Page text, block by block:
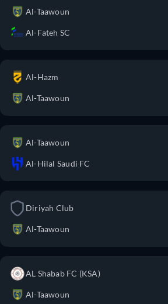
Al-Taawoun
Al-Fateh SC
Al-Hazm
Al-Taawoun
Al-Taawoun
Al-Hilal Saudi FC
Diriyah Club
Al-Taawoun
AL Shabab FC (KSA)
Al-Taawoun